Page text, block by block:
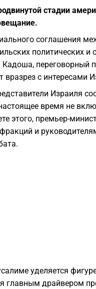
стадии
соглашения
политических
переговорный
с интересами
Израиля
время не
этого, премьер-
и
уделяется
главным драйвером